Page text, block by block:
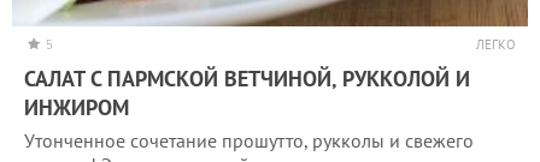
5 ЛЕГКО
САЛАТ С ПАРМСКОЙ ВЕТЧИНОЙ, РУККОЛОЙ И
ИНЖИРОМ
Утонченное сочетание прошутто, рукколы и свежего